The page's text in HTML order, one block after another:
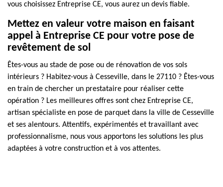
vous choisissez Entreprise CE, vous aurez un devis fiable.
Mettez en valeur votre maison en faisant
appel à Entreprise CE pour votre pose de
revêtement de sol
Êtes-vous au stade de pose ou de rénovation de vos sols
intérieurs ? Habitez-vous à Cesseville, dans le 27110 ? Êtes-vous
en train de chercher un prestataire pour réaliser cette
opération ? Les meilleures offres sont chez Entreprise CE,
artisan spécialiste en pose de parquet dans la ville de Cesseville
et ses alentours. Attentifs, expérimentés et travaillant avec
professionnalisme, nous vous apportons les solutions les plus
adaptées à votre construction et à vos attentes.